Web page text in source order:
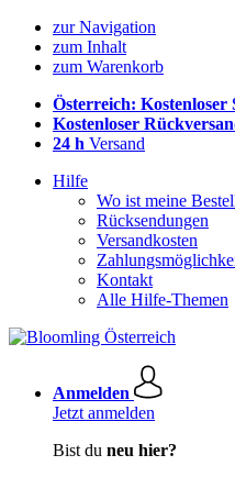
zur Navigation
zum Inhalt
zum Warenkorb
Österreich: Kostenloser
Kostenloser
24 h Versand
Hilfe
Wo ist meine
Rücksendungen
Versandkosten
Kontakt
Alle Hilfe-Themen
Anmelden
Jetzt anmelden
Bist du neu hier?